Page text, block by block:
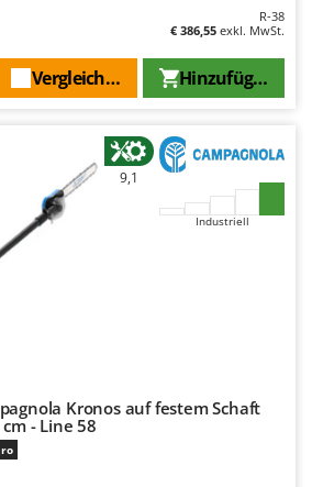
R-38
€ 386,55 exkl. MwSt.
Hinzufügen
Vergleichen Sie
9,1
Industriell
Kronos auf festem Schaft
- Line 58